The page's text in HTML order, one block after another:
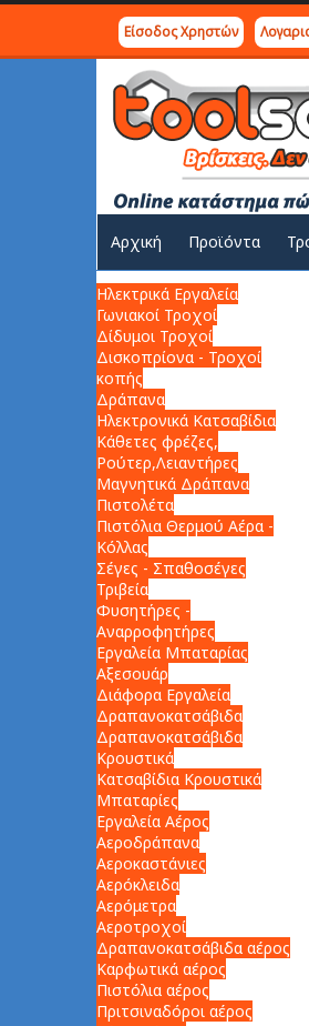
Είσοδος Χρηστών
Αρχική Προϊόντα
Ηλεκτρικά Εργαλεία
Γωνιακοί Τροχοί
Δίδυμοι Τροχοί
Δισκοπρίονα - Τροχοί
κοπής
Δράπανα
Ηλεκτρονικά Κατσαβίδια
Κάθετες φρέζες,
Ρούτερ,Λειαντήρες
Μαγνητικά Δράπανα
Πιστολέτα
Πιστόλια Θερμού Αέρα -
Κόλλας
Σέγες - Σπαθοσέγες
Τριβεία
Φυσητήρες -
Αναρροφητήρες
Εργαλεία Μπαταρίας
Αξεσουάρ
Διάφορα Εργαλεία
Δραπανοκατσάβιδα
Δραπανοκατσάβιδα
Κρουστικά
Κατσαβίδια Κρουστικά
Μπαταρίες
Εργαλεία Αέρος
Αεροδράπανα
Αεροκαστάνιες
Αερόκλειδα
Αερόμετρα
Αεροτροχοί
Δραπανοκατσάβιδα αέρος
Καρφωτικά αέρος
Πιστόλια αέρος
Πριτσιναδόροι αέρος